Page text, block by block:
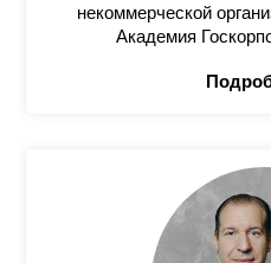
некоммерческой
Академия